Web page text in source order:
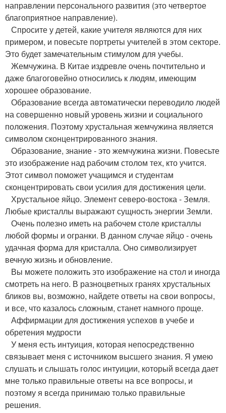
направлении персонального развития (это четвертое
благоприятное направление).
Спросите у детей, какие учителя являются для них
примером, и повесьте портреты учителей в этом секторе.
Это будет замечательным стимулом для учебы.
Жемчужина. В Китае издревле очень почтительно и
даже благоговейно относились к людям, имеющим
хорошее образование.
Образование всегда автоматически переводило людей
на совершенно новый уровень жизни и социального
положения. Поэтому хрустальная жемчужина является
символом сконцентрированного знания.
Образование, знание - это жемчужина жизни. Повесьте
это изображение над рабочим столом тех, кто учится.
Этот символ поможет учащимся и студентам
сконцентрировать свои усилия для достижения цели.
Хрустальное яйцо. Элемент северо-востока - Земля.
Любые кристаллы выражают сущность энергии Земли.
Очень полезно иметь на рабочем столе кристаллы
любой формы и огранки. В данном случае яйцо - очень
удачная форма для кристалла. Оно символизирует
вечную жизнь и обновление.
Вы можете положить это изображение на стол и иногда
смотреть на него. В разноцветных гранях хрустальных
бликов вы, возможно, найдете ответы на свои вопросы,
и все, что казалось сложным, станет намного проще.
Аффирмации для достижения успехов в учебе и
обретения мудрости
У меня есть интуиция, которая непосредственно
связывает меня с источником высшего знания. Я умею
слушать и слышать голос интуиции, который всегда дает
мне только правильные ответы на все вопросы, и
поэтому я всегда принимаю только правильные
решения.